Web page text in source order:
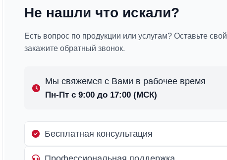
Не нашли что искали?
Есть вопрос по продукции или услугам? Оставьте
закажите обратный звонок.
Мы свяжемся с Вами в рабочее время
Пн-Пт с 9:00 до 17:00 (МСК)
Бесплатная консультация